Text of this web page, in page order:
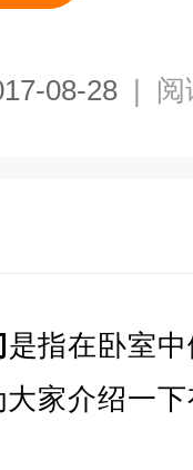
08-28 | 阅
是指在卧室
家介绍一